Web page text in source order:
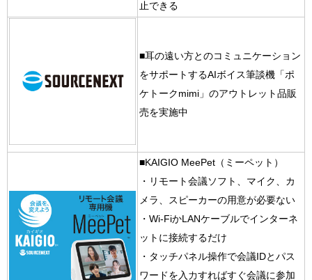
止できる
■耳の遠い方とのコミュニケーション
をサポートするAIボイス筆談機「ポ
ケトークmimi」のアウトレット品販
売を実施中
■KAIGIO MeePet（ミーペット）
・リモート会議ソフト、マイク、カ
メラ、スピーカーの用意が必要ない
・Wi-FiかLANケーブルでインターネ
ットに接続するだけ
・タッチパネル操作で会議IDとパス
ワードを入力すればすぐ会議に参加